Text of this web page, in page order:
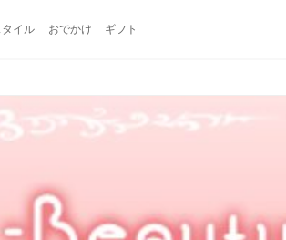
イル おでかけ ギフト